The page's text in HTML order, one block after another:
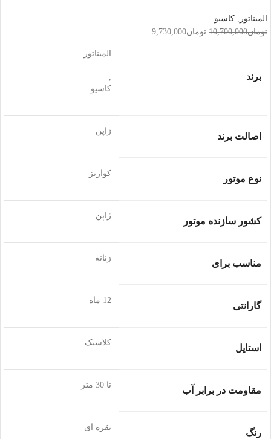
المیناتور , کاسیو
تومان10,700,000 تومان9,730,000
برند
المیناتور
,
کاسیو
اصالت برند
ژاپن
نوع موتور
کوارتز
کشور سازنده موتور
ژاپن
مناسب برای
زنانه
گارانتی
12 ماه
استایل
کلاسیک
مقاومت در برابر آب
تا 30 متر
رنگ
نقره ای